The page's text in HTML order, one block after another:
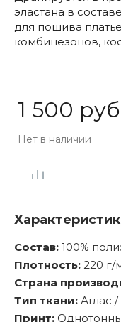
эластана в
для пошива
комбинезонов,
1 500
Нет в наличии
Состав: 100%
Плотность: 220 г/
Страна
Тип ткани: Атлас
Принт: